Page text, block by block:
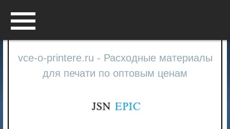
vce-o-printere.ru - Расходные материалы
для печати по оптовым ценам